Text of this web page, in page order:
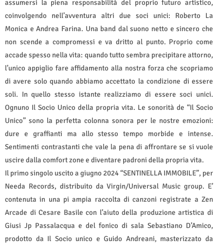
assumersi la piena responsabilità del proprio futuro artistico,
coinvolgendo nell’avventura altri due soci unici: Roberto La
Monica e Andrea Farina. Una band dal suono netto e sincero che
non scende a compromessi e va dritto al punto. Proprio come
accade spesso nella vita: quando tutto sembra precipitare attorno,
l’unico appiglio fare affidamento alla nostra forza che scopriamo
di avere solo quando abbiamo accettato la condizione di essere
soli. In quello stesso istante realizziamo di essere soci unici.
Ognuno Il Socio Unico della propria vita. Le sonorità de “Il Socio
Unico” sono la perfetta colonna sonora per le nostre emozioni:
dure e graffianti ma allo stesso tempo morbide e intense.
Sentimenti contrastanti che vale la pena di affrontare se si vuole
uscire dalla comfort zone e diventare padroni della propria vita.
Il primo singolo uscito a giugno 2024 “SENTINELLA IMMOBILE”, per
Needa Records, distribuito da Virgin/Universal Music group. E’
contenuta in una pi ampia raccolta di canzoni registrate a Zen
Arcade di Cesare Basile con l’aiuto della produzione artistica di
Giusi Jp Passalacqua e del fonico di sala Sebastiano D’Amico,
prodotto da Il Socio unico e Guido Andreani, masterizzato da